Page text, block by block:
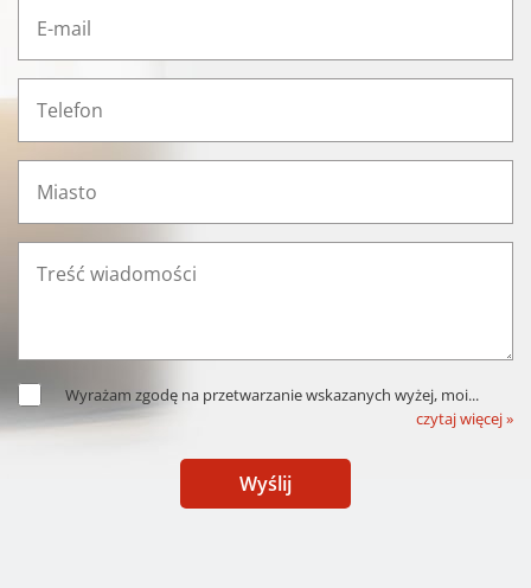
Wyrażam zgodę na przetwarzanie wskazanych wyżej, moi...
czytaj więcej »
Wyślij